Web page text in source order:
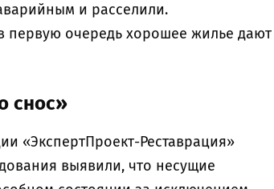
и расселили.
первую очередь хорошее жилье дают
снос»
«ЭкспертПроект-Реставрация»
выявили, что несущие